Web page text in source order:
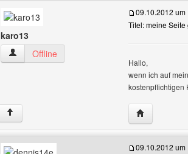
karo13
karo13 Benutzer-Profile anzeigen
Offline
09.10.2012 um
Titel: meine Seite
Hallo,
wenn ich auf
kostenpflichtigen
↑ Website
09.10.2012 um